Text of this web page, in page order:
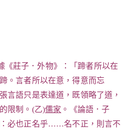
《莊子．外物》：「蹄者所以在
。言者所以在意，得意而忘
言語只是表達道，既領略了道，
限制。(乙)儒家 。《論語．子
必也正名乎……名不正，則言不